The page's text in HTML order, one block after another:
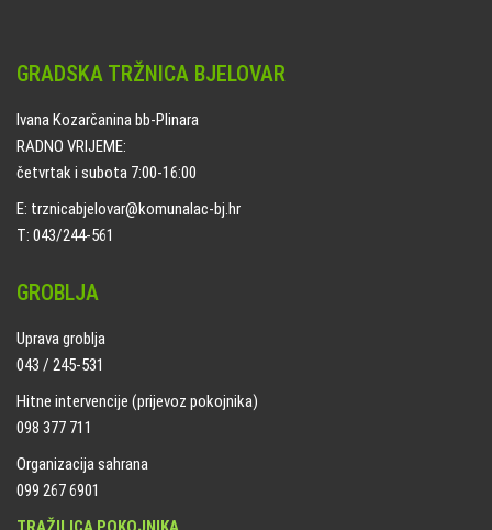
GRADSKA TRŽNICA BJELOVAR
Ivana Kozarčanina bb-Plinara
RADNO VRIJEME:
četvrtak i subota 7:00-16:00
E: trznicabjelovar@komunalac-bj.hr
T: 043/244-561
GROBLJA
Uprava groblja
043 / 245-531
Hitne intervencije (prijevoz pokojnika)
098 377 711
Organizacija sahrana
099 267 6901